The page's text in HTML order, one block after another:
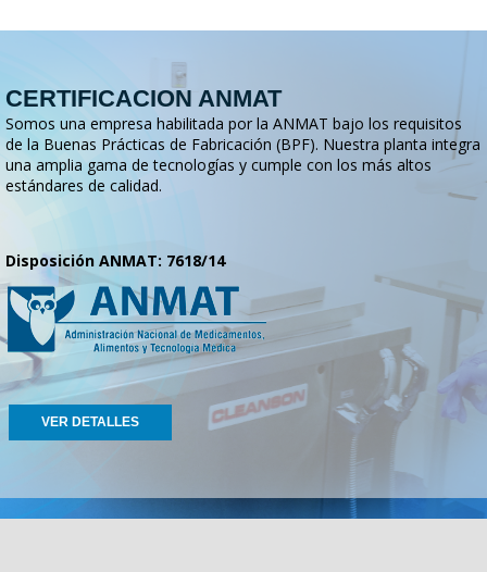
CERTIFICACION ANMAT
Somos una empresa habilitada por la ANMAT bajo los requisitos
de la Buenas Prácticas de Fabricación (BPF). Nuestra planta integra
una amplia gama de tecnologías y cumple con los más altos
estándares de calidad.
Disposición ANMAT: 7618/14
VER DETALLES